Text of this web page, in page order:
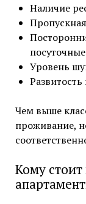
Наличие
Уровень
Чем выше
проживание,
Кому